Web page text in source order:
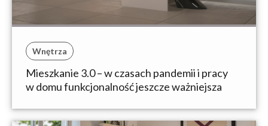
Wnętrza
Mieszkanie 3.0 – w czasach pandemii i pracy
w domu funkcjonalność jeszcze ważniejsza